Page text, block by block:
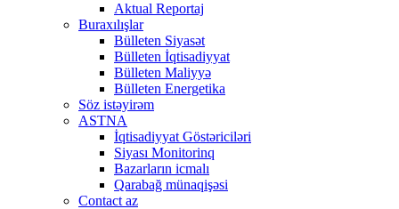
Aktual Reportaj
Buraxılışlar
Bülleten Siyasət
Bülleten İqtisadiyyat
Bülleten Maliyyə
Bülleten Energetika
Söz istəyirəm
ASTNA
İqtisadiyyat Göstəriciləri
Siyası Monitorinq
Bazarların icmalı
Qarabağ münaqişəsi
Contact az